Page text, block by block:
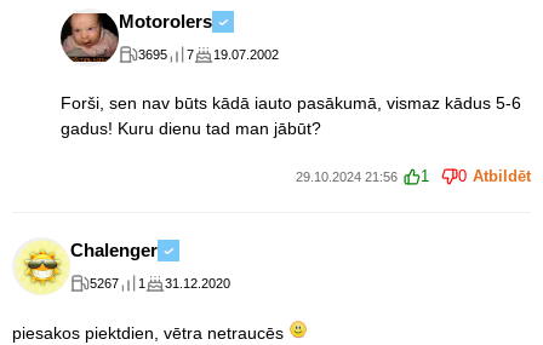
Motorolers
3695 7 19.07.2002
Forši, sen nav būts kādā iauto pasākumā, vismaz kādus 5-6
gadus! Kuru dienu tad man jābūt?
29.10.2024 21:56 1 0 Atbildēt
Chalenger
5267 1 31.12.2020
piesakos piektdien, vētra netraucēs